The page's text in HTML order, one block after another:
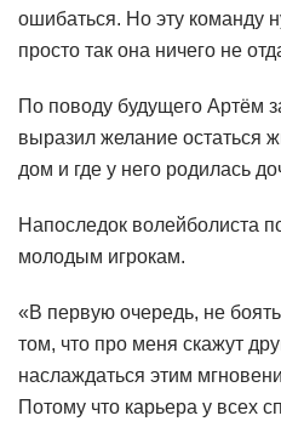
ошибаться. Но эту команду
просто так она ничего не
По поводу будущего Артём
выразил желание остаться
дом и где у него родилась
Напоследок волейболиста
молодым игрокам.
«В первую очередь, не
том, что про меня скажут
наслаждаться этим
Потому что карьера у всех